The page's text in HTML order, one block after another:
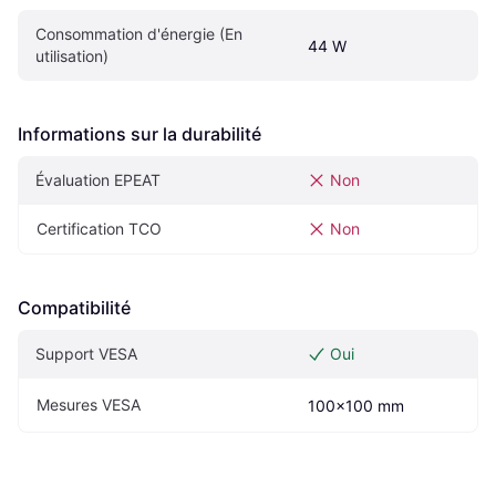
Consommation d'énergie (En
utilisation)
44 W
Informations sur la durabilité
Évaluation EPEAT Non
Certification TCO Non
Compatibilité
Support VESA Oui
Mesures VESA 100x100 mm